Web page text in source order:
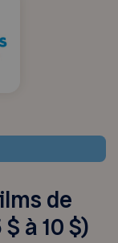
de
à 10 $)